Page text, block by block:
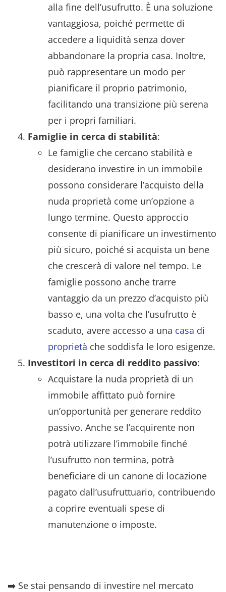
alla fine dell’usufrutto. È una soluzione
vantaggiosa, poiché permette di
accedere a liquidità senza dover
abbandonare la propria casa. Inoltre,
può rappresentare un modo per
pianificare il proprio patrimonio,
facilitando una transizione più serena
per i propri familiari.
Famiglie in cerca di stabilità:
Le famiglie che cercano stabilità e
desiderano investire in un immobile
possono considerare l’acquisto della
nuda proprietà come un’opzione a
lungo termine. Questo approccio
consente di pianificare un investimento
più sicuro, poiché si acquista un bene
che crescerà di valore nel tempo. Le
famiglie possono anche trarre
vantaggio da un prezzo d’acquisto più
basso e, una volta che l’usufrutto è
scaduto, avere accesso a una casa di
proprietà che soddisfa le loro esigenze.
Investitori in cerca di reddito passivo:
Acquistare la nuda proprietà di un
immobile affittato può fornire
un’opportunità per generare reddito
passivo. Anche se l’acquirente non
potrà utilizzare l’immobile finché
l’usufrutto non termina, potrà
beneficiare di un canone di locazione
pagato dall’usufruttuario, contribuendo
a coprire eventuali spese di
manutenzione o imposte.
➡️ Se stai pensando di investire nel mercato